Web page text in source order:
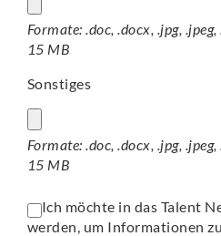
Formate: .doc, .docx, .jpg,
15 MB
Sonstiges
Formate: .doc, .docx, .jpg,
15 MB
Ich möchte in das Talent
werden, um Informationen